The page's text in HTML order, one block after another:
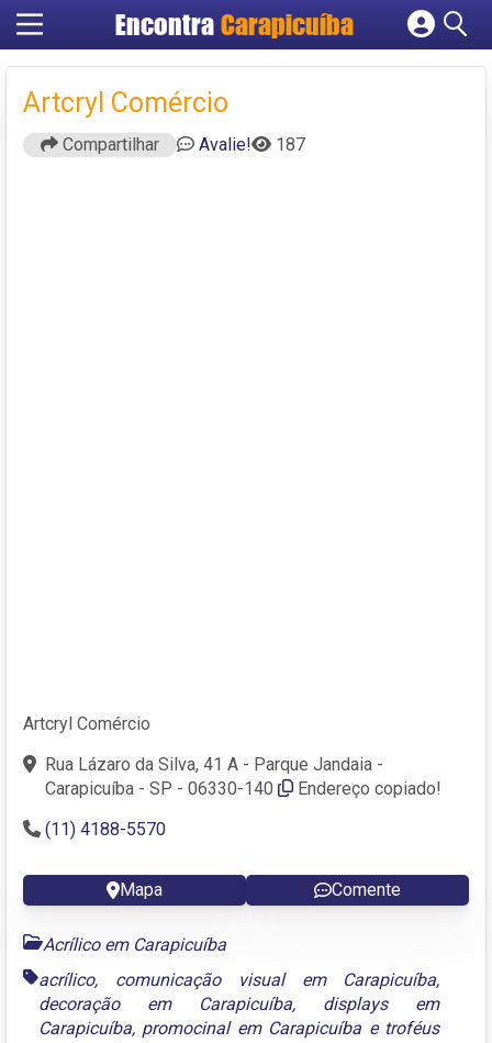
EncontraCarapicuíba
Cadastrar empresa
Criar conta
Artcryl Comércio
Compartilhar Avalie! 187
Artcryl Comércio
Rua Lázaro da Silva, 41 A - Parque Jandaia -
Carapicuíba - SP - 06330-140
Endereço copiado!
(11) 4188-5570
Mapa Comente
Acrílico em Carapicuíba
acrílico, comunicação visual em Carapicuíba,
decoração em Carapicuíba, displays em
Carapicuíba, promocinal em Carapicuíba e troféus